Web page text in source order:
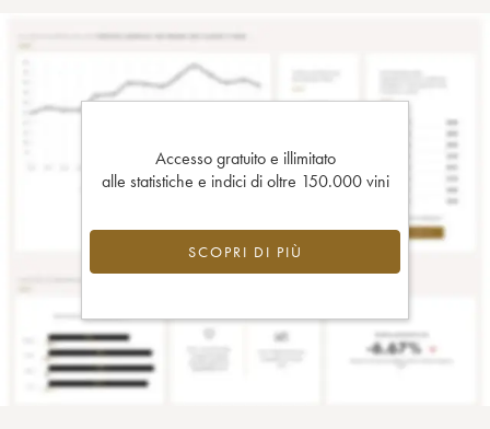
Accesso gratuito e illimitato
alle statistiche e indici di oltre 150.000 vini
SCOPRI DI PIÙ